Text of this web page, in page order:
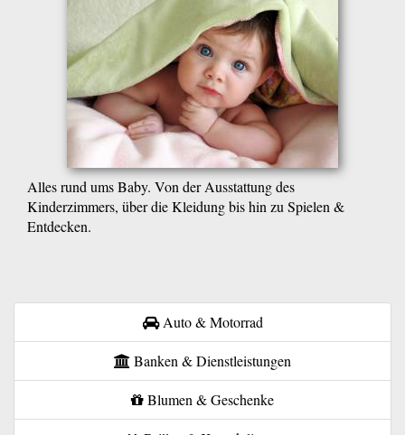
Alles rund ums Baby. Von der Ausstattung des
Kinderzimmers, über die Kleidung bis hin zu Spielen &
Entdecken.
Auto & Motorrad
Banken & Dienstleistungen
Blumen & Geschenke